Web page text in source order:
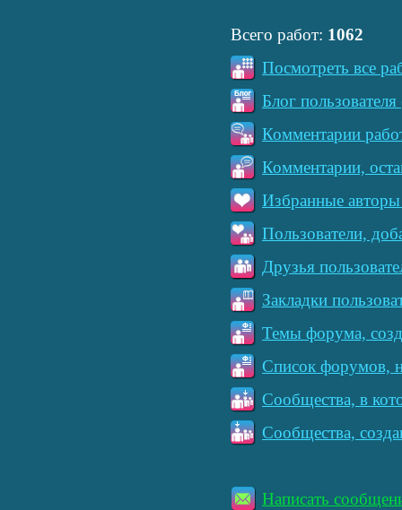
Всего работ: 1062
Посмотреть все
Блог
Комментарии
Комментарии,
Избранные авторы
Пользователи,
Друзья
Закладки
Темы форума,
Список форумов,
Сообщества, в
Сообщества,
Написать